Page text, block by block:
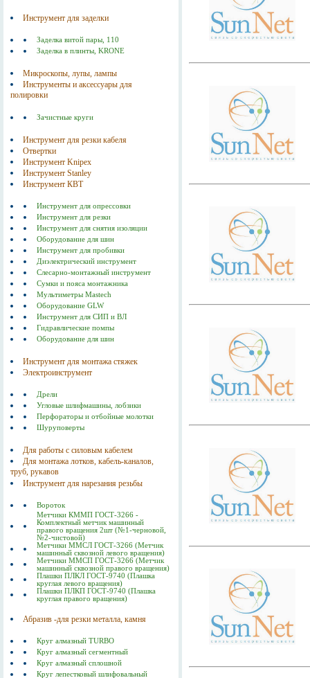
Инструмент для заделки
Заделка витой пары, 110
Заделка в плинты, KRONE
Микроскопы, лупы, лампы
Инструменты и аксессуары для
полировки
Зачистные круги
Инструмент для резки кабеля
Отвертки
Инструмент Knipex
Инструмент Stanley
Инструмент КВТ
Инструмент для опрессовки
Инструмент для резки
Инструмент для снятия изоляции
Оборудование для шин
Инструмент для пробивки
Диэлектрический инструмент
Слесарно-монтажный инструмент
Сумки и пояса монтажника
Мультиметры Mastech
Оборудование GLW
Инструмент для СИП и ВЛ
Гидравлические помпы
Оборудование для шин
Инструмент для монтажа стяжек
Электроинструмент
Дрели
Угловые шлифмашины, лобзики
Перфораторы и отбойные молотки
Шуруповерты
Для работы с силовым кабелем
Для монтажа лотков, кабель-каналов,
труб, рукавов
Инструмент для нарезания резьбы
Вороток
Метчики КММП ГОСТ-3266 -
Комплектный метчик машинный
правого вращения 2шт (№1-черновой,
№2-чистовой)
Метчики ММСЛ ГОСТ-3266 (Метчик
машинный сквозной левого вращения)
Метчики ММСП ГОСТ-3266 (Метчик
машинный сквозной правого вращения)
Плашки ПЛКЛ ГОСТ-9740 (Плашка
круглая левого вращения)
Плашки ПЛКП ГОСТ-9740 (Плашка
круглая правого вращения)
Абразив -для резки металла, камня
Круг алмазный TURBO
Круг алмазный сегментный
Круг алмазный сплошной
Круг лепестковый шлифовальный